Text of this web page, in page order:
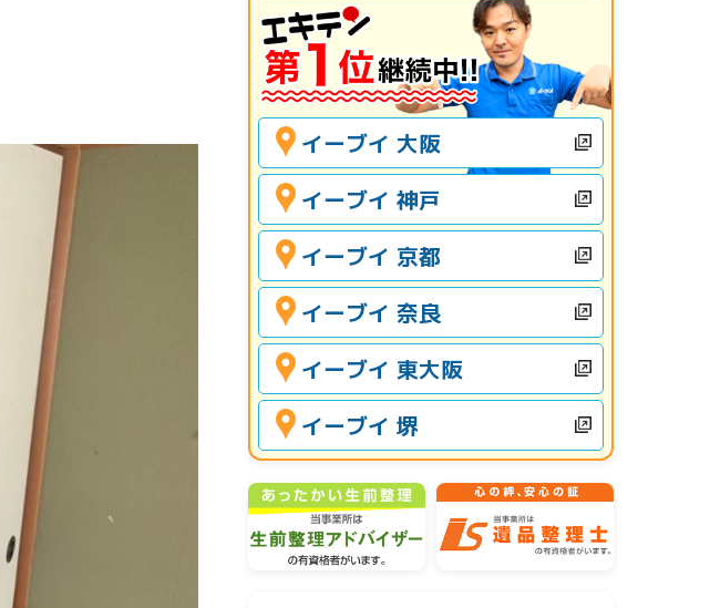
イーブイ 大阪
イーブイ 神戸
イーブイ 京都
イーブイ 奈良
イーブイ 東大阪
イーブイ 堺